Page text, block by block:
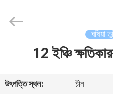
পণ্য
Manufacturing
ঘষিয়া
12 ইঞ্চি
উৎপত্তি স্থল:
চীন